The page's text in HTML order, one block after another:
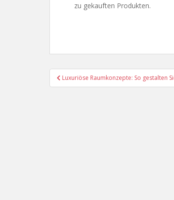
zu gekauften Produkten.
Beitragsnavigation
Luxuriöse Raumkonzepte: So gestalten